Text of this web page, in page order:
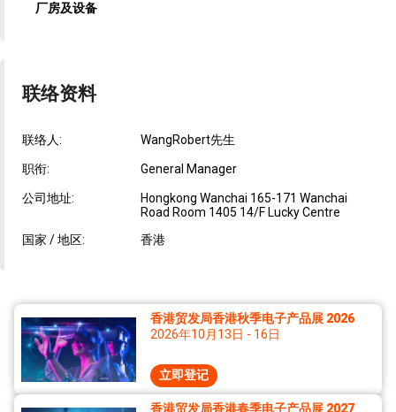
厂房及设备
联络资料
联络人: WangRobert先生
职衔: General Manager
公司地址:
Hongkong Wanchai 165-171 Wanchai
Road Room 1405 14/F Lucky Centre
国家 / 地区:
香港
香港贸发局香港秋季电子产品展 2026
2026年10月13日 - 16日
立即登记
香港贸发局香港春季电子产品展 2027